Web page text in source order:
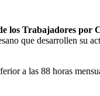
los Trabajadores por
que desarrollen su
a las 88 horas